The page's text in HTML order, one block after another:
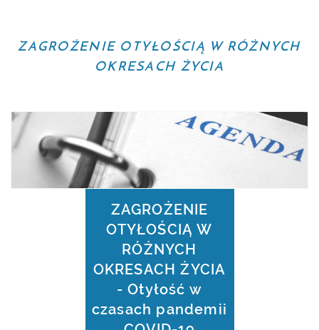
ZAGROŻENIE OTYŁOŚCIĄ W RÓŻNYCH
OKRESACH ŻYCIA
ZAGROŻENIE
OTYŁOŚCIĄ W
RÓŻNYCH
OKRESACH ŻYCIA
- Otyłość w
czasach pandemii